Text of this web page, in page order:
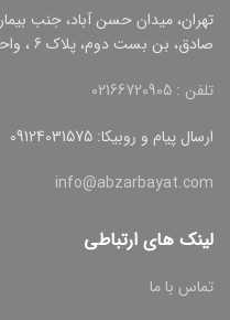
تهران، میدان حسن آباد، جنب
صادق، بن بست دوم، پلاک 6 ، واحد 3
تلفن : 02166720905
ارسال پیام و روبیکا: 09124031575
info@abzarbayat.com
لینک های ارتباطی
تماس با ما